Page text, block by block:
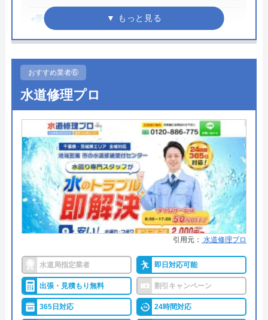
所在地
〒583-0871
大阪府羽曳野市野々上4-6-5
対応エリア
関東、東北、信越、北陸、中部、関
西、中国、四国、九州各都道府県
アトム電器チェーンのクチコミ
on
2.4（5件のクチコミ）
※クチコミの内容について
しげやん
8 か月前
アトム電器チェーン下山手店にエアコンの購
入と施工をお願いしたいと電話したところ、
一見客は取り扱いできないとのこと、ホーム
●受付時間 24時間
●定休日 年中無休
●累計実績
みんなの水道屋さんがおすすめの理由
みんなの水道屋さんは、基本料金1,370円から水道修
理を行っている水道局指定業者です。年中無休で受
け付けしており、最短15分で駆けつけてくれます。
病院メンテナンスにも携わっており、専門知識や技
術への信頼性が高いです。
事前見積もりを徹底しており、金額に納得してから
作業を依頼できます。早朝・深夜の料金割増はな
く、見積もりや出張料も無料なので、急なトラブル
でも気兼ねなく相談可能です。また、見積もり時に
おすすめ業者⑥
水道修理プロ
引用元： 水道修理プロ
水道局指定業者 即日対応可能
出張・見積もり無料 割引キャンペーン
365日対応 24時間対応